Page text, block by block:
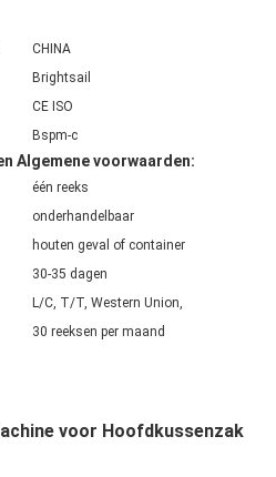
CHINA
Brightsail
CE ISO
Bspm-c
Algemene voorwaarden:
één reeks
onderhandelbaar
houten geval of container
30-35 dagen
L/C, T/T, Western Union,
30 reeksen per maand
voor Hoofdkussenzak